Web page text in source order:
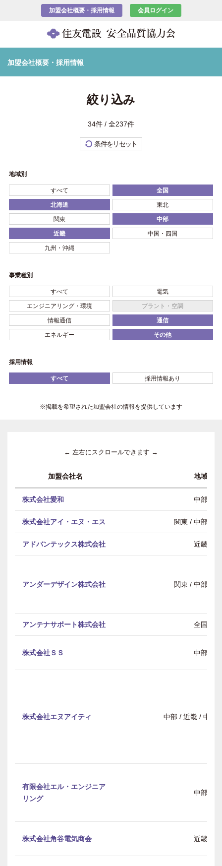
加盟会社概要・採用情報 会員ログイン
加盟会社概要・採用情報
絞り込み
34件 / 全237件
条件をリセット
地域別
すべて 全国
北海道 東北
関東 中部
近畿 中国・四国
九州・沖縄
事業種別
すべて 電気
エンジニアリング・環境 プラント・空調
情報通信 通信
エネルギー その他
採用情報
すべて 採用情報あり
※掲載を希望された加盟会社の情報を提供しています
← 左右にスクロールできます →
加盟会社名 地域
株式会社愛和 中部
株式会社アイ・エヌ・エス 関東 / 中部 / 近
アドバンテックス株式会社 近畿
アンダーデザイン株式会社 関東 / 中部 / 近
アンテナサポート株式会社 全国
株式会社ＳＳ 中部
株式会社エヌアイティ 中部 / 近畿 / 中国
有限会社エル・エンジニア
リング
中部
株式会社角谷電気商会 近畿